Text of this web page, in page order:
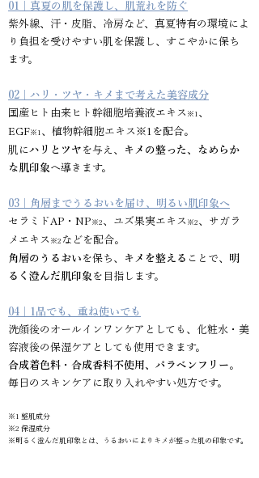
01｜真夏の肌を保護し、肌荒れを防ぐ
紫外線、汗・皮脂、冷房など、真夏特有の環境によ
り負担を受けやすい肌を保護し、すこやかに保ち
ます。
02｜ハリ・ツヤ・キメまで考えた美容成分
国産ヒト由来ヒト幹細胞培養液エキス ※1 、
EGF※1 、植物幹細胞エキス※1を配合。
肌にハリとツヤ を与え、
キメの整った、なめらか
な肌印象へ導きます。
03｜角層までうるおいを届け、明るい肌印象へ
セラミドAP・NP ※2 、ユズ果実エキス ※2 、サガラ
メエキス ※2 などを配合。
角層のうるおい を保ち、 キメを整える ことで、 明
るく澄んだ肌印象 を目指します。
04｜1品でも、重ね使いでも
洗顔後のオールインワンケアとしても、化粧水・美
容液後の保湿ケアとしても使用できます。
合成着色料・合成香料不使用、パラベンフリー。
毎日のスキンケアに取り入れやすい処方です。
※1 整肌成分
※2 保湿成分
※明るく澄んだ肌印象とは、うるおいによりキメが整った肌の印象です。